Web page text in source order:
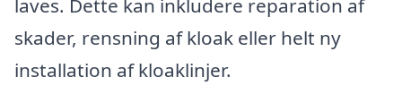
laves. Dette kan inkludere reparation af
skader, rensning af kloak eller helt ny
installation af kloaklinjer.